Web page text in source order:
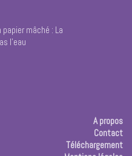
mâché : La
l’eau
A propos
Contact
Téléchargement